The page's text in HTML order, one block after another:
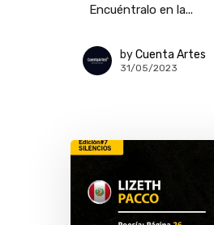
Encuéntralo en la...
byCuenta Artes
31/05/2023